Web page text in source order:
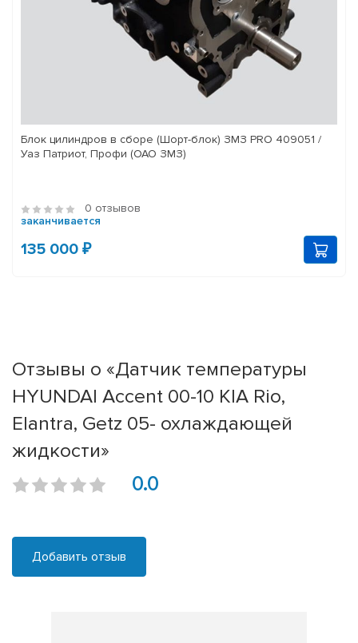
Блок цилиндров в сборе (Шорт-блок) ЗМЗ PRO 409051 /
Уаз Патриот, Профи (ОАО ЗМЗ)
0 отзывов
заканчивается
135 000 ₽
Отзывы о «Датчик температуры
HYUNDAI Accent 00-10 KIA Rio,
Elantra, Getz 05- охлаждающей
жидкости»
0.0
Добавить отзыв